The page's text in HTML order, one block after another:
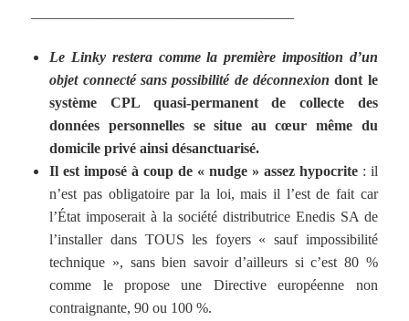
Le Linky restera comme la première imposition d’un
objet connecté sans possibilité de déconnexiondont le
système CPL quasi-permanent de collecte des
données personnelles se situe au cœur même du
domicile privé ainsi désanctuarisé.
Il est imposé à coup de « nudge » assez hypocrite : il
n’est pas obligatoire par la loi, mais il l’est de fait car
l’État imposerait à la société distributrice Enedis SA de
l’installer dans TOUS les foyers « sauf impossibilité
technique », sans bien savoir d’ailleurs si c’est 80 %
comme le propose une Directive européenne non
contraignante, 90 ou 100 %.